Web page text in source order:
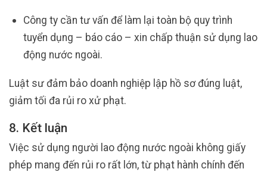
Công ty cần tư vấn để làm lại toàn bộ quy trình
tuyển dụng – báo cáo – xin chấp thuận sử dụng lao
động nước ngoài.
Luật sư đảm bảo doanh nghiệp lập hồ sơ đúng luật,
giảm tối đa rủi ro xử phạt.
8. Kết luận
Việc sử dụng người lao động nước ngoài không giấy
phép mang đến rủi ro rất lớn, từ phạt hành chính đến